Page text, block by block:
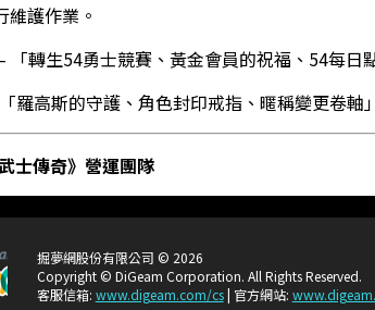
維護作業。
「轉生54勇士競賽、黃金會員的祝福、54每日
羅高斯的守護、角色封印戒指、暱稱變更卷軸
士傳奇》營運團隊
掘夢網股份有限公司 © 2026
Copyright © DiGeam Corporation. All Rights Reserved.
客服信箱: www.digeam.com/cs| 官方網站: